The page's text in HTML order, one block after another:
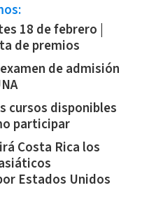
18 de febrero |
de premios
de admisión
cursos disponibles
participar
Costa Rica los
Estados Unidos